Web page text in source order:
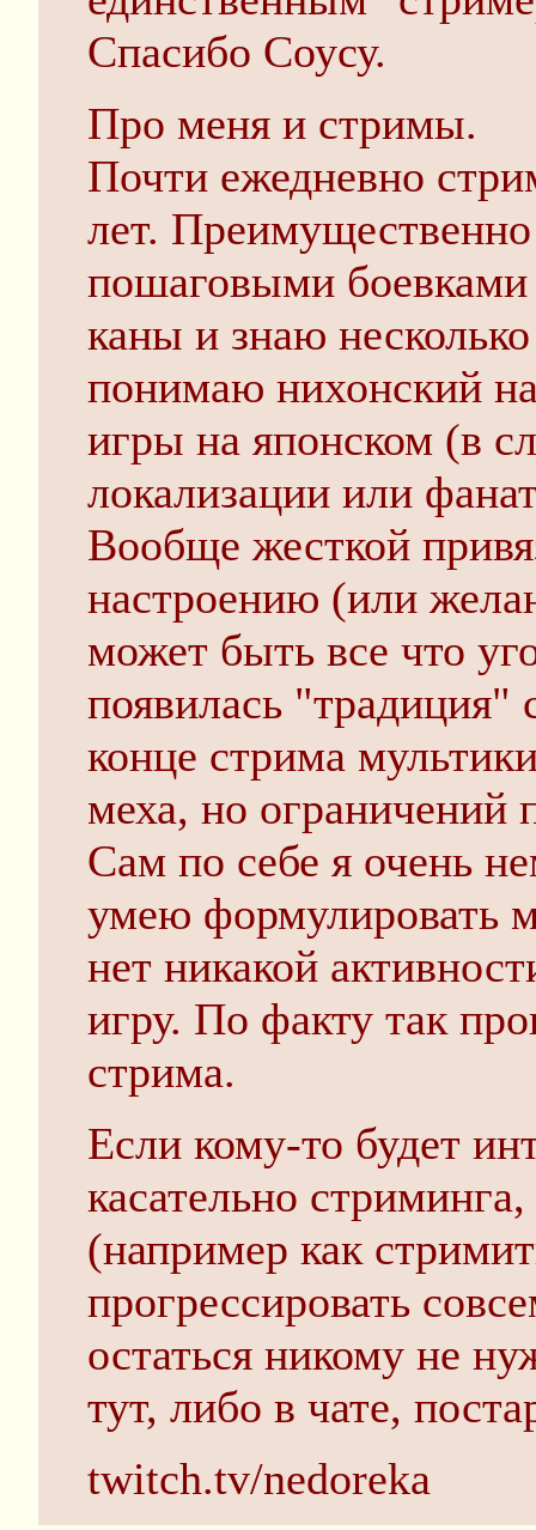
Спасибо Соусу.
Про меня и стримы.
Почти ежедневно
лет.
пошаговыми
каны и знаю
понимаю нихонский
игры на японском (в
локализации или
Вообще жесткой
настроению (или
может быть все что
появилась "традиция"
конце стрима
меха, но ограничений
Сам по себе я очень
умею формулировать
нет никакой
игру. По факту так
стрима.
Если кому-то будет
касательно
(например как
прогрессировать
остаться никому не
тут, либо в чате,
twitch.tv/nedoreka